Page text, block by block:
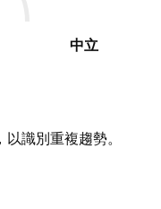
中立
識別重複趨勢。